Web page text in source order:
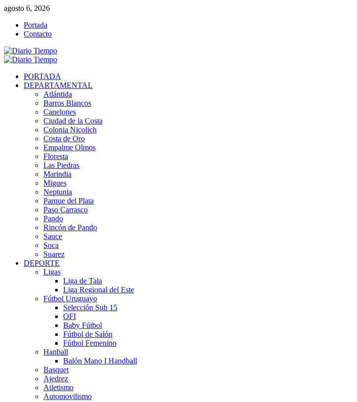
Saltar
contenido
agosto 6, 2026
Portada
Contacto
Menú
PORTADA
DEPARTAMENTAL
Atlántida
Barros Blancos
Canelones
Ciudad de la Costa
Colonia Nicolich
Costa de Oro
Empalme Olmos
Floresta
Las Piedras
Marindia
Migues
Neptunia
Parque del Plata
Paso Carrasco
Pando
Rincón de Pando
Sauce
Soca
Suarez
DEPORTE
Ligas
Liga de Tala
Liga Regional del Este
Fútbol Uruguayo
Selección Sub 15
OFI
Baby Fútbol
Fútbol de Salón
Fútbol Femenino
Hanball
Balón Mano I Handball
Basquet
Ajedrez
Atletismo
Automovilismo